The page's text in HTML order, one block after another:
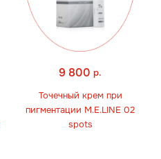
9 800 р.
Точечный крем при
пигментации M.E.LINE 02
spots